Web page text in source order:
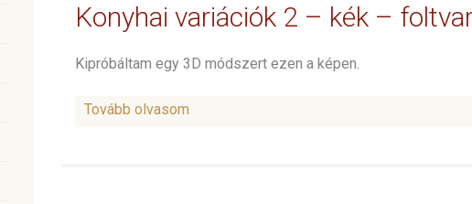
Konyhai variációk 2 – kék –
Kipróbáltam egy 3D módszert ezen a képen.
Tovább olvasom